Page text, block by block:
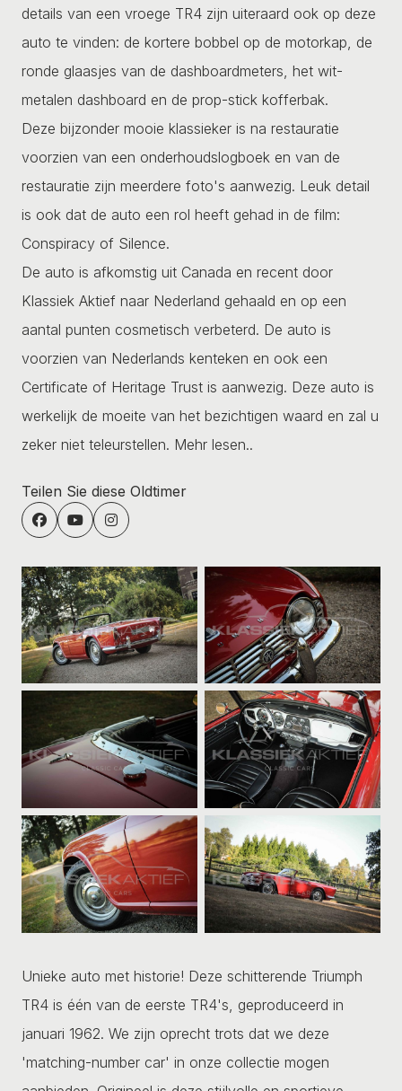
details van een vroege TR4 zijn uiteraard ook op deze
auto te vinden: de kortere bobbel op de motorkap, de
ronde glaasjes van de dashboardmeters, het wit-
metalen dashboard en de prop-stick kofferbak.
Deze bijzonder mooie klassieker is na restauratie
voorzien van een onderhoudslogboek en van de
restauratie zijn meerdere foto's aanwezig. Leuk detail
is ook dat de auto een rol heeft gehad in de film:
Conspiracy of Silence.
De auto is afkomstig uit Canada en recent door
Klassiek Aktief naar Nederland gehaald en op een
aantal punten cosmetisch verbeterd. De auto is
voorzien van Nederlands kenteken en ook een
Certificate of Heritage Trust is aanwezig. Deze auto is
werkelijk de moeite van het bezichtigen waard en zal u
zeker niet teleurstellen. Mehr lesen..
Teilen Sie diese Oldtimer
Unieke auto met historie! Deze schitterende Triumph
TR4 is één van de eerste TR4's, geproduceerd in
januari 1962. We zijn oprecht trots dat we deze
'matching-number car' in onze collectie mogen